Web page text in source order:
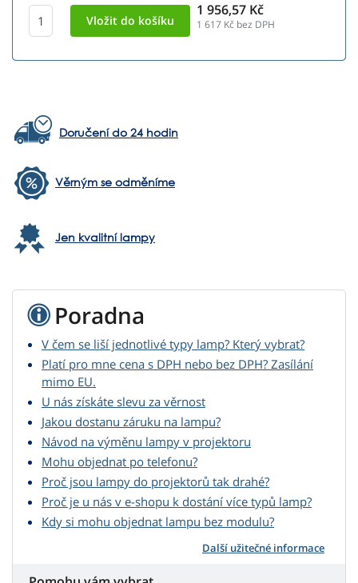
1 956,57 Kč
1 617 Kč bez DPH
Doručení do 24 hodin
Věrným se odměníme
Jen kvalitní lampy
Poradna
V čem se liší jednotlivé typy lamp? Který vybrat?
Platí pro mne cena s DPH nebo bez DPH? Zasílání
mimo EU.
U nás získáte slevu za věrnost
Jakou dostanu záruku na lampu?
Návod na výměnu lampy v projektoru
Mohu objednat po telefonu?
Proč jsou lampy do projektorů tak drahé?
Proč je u nás v e-shopu k dostání více typů lamp?
Kdy si mohu objednat lampu bez modulu?
Další užitečné informace